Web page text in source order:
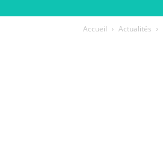
Accueil Actualités